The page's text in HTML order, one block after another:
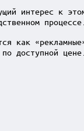
интерес к
процессе.
как
доступной цене.